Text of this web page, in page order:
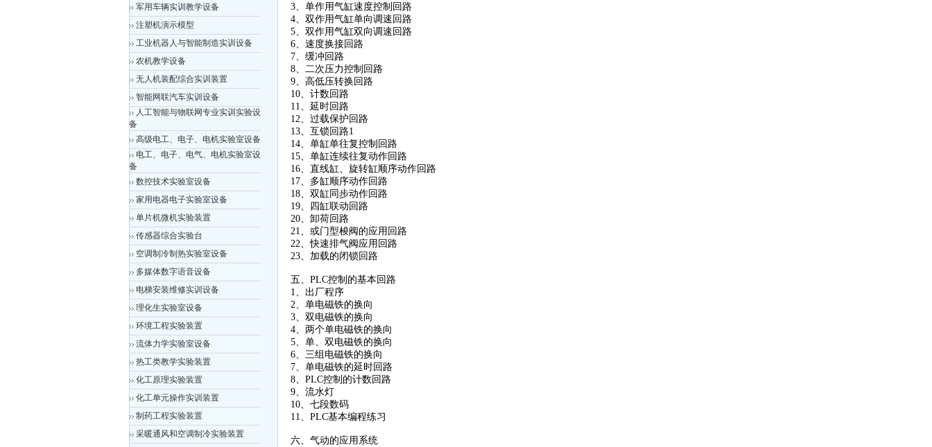
军用车辆实训教学设备
注塑机演示模型
工业机器人与智能制造实训设备
农机教学设备
无人机装配综合实训装置
智能网联汽车实训设备
人工智能与物联网专业实训实验设
备
高级电工、电子、电机实验室设备
电工、电子、电气、电机实验室设
备
数控技术实验室设备
家用电器电子实验室设备
单片机微机实验装置
传感器综合实验台
空调制冷制热实验室设备
多媒体数字语音设备
电梯安装维修实训设备
理化生实验室设备
环境工程实验装置
流体力学实验室设备
热工类教学实验装置
化工原理实验装置
化工单元操作实训装置
制药工程实验装置
采暖通风和空调制冷实验装置
3、单作用气缸速度控制回路
4、双作用气缸单向调速回路
5、双作用气缸双向调速回路
6、速度换接回路
7、缓冲回路
8、二次压力控制回路
9、高低压转换回路
10、计数回路
11、延时回路
12、过载保护回路
13、互锁回路1
14、单缸单往复控制回路
15、单缸连续往复动作回路
16、直线缸、旋转缸顺序动作回路
17、多缸顺序动作回路
18、双缸同步动作回路
19、四缸联动回路
20、卸荷回路
21、或门型梭阀的应用回路
22、快速排气阀应用回路
23、加载的闭锁回路
五、 PLC控制的基本回路
1、出厂程序
2、单电磁铁的换向
3、双电磁铁的换向
4、两个单电磁铁的换向
5、单、双电磁铁的换向
6、三组电磁铁的换向
7、单电磁铁的延时回路
8、PLC控制的计数回路
9、流水灯
10、七段数码
11、PLC基本编程练习
六、气动的应用系统